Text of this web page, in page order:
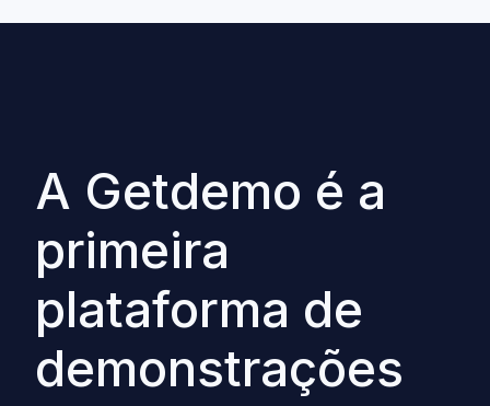
A Getdemo é a
primeira
plataforma de
demonstrações